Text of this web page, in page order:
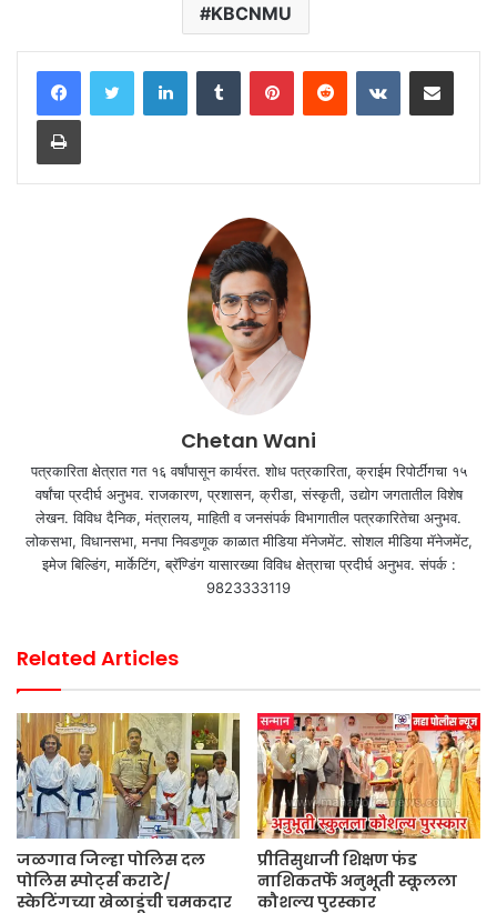
KBCNMU
LinkedInTumblr PinterestReddit VKontakteShare via Email
Print
Chetan Wani
पत्रकारिता क्षेत्रात गत १६ वर्षांपासून कार्यरत. शोध पत्रकारिता, क्राईम रिपोर्टींगचा १५
वर्षांचा प्रदीर्घ अनुभव. राजकारण, प्रशासन, क्रीडा, संस्कृती, उद्योग जगतातील विशेष
लेखन. विविध दैनिक, मंत्रालय, माहिती व जनसंपर्क विभागातील पत्रकारितेचा अनुभव.
लोकसभा, विधानसभा, मनपा निवडणूक काळात मीडिया मॅनेजमेंट. सोशल मीडिया मॅनेजमेंट,
इमेज बिल्डिंग, मार्केटिंग, ब्रॅण्डिंग यासारख्या विविध क्षेत्राचा प्रदीर्घ अनुभव. संपर्क :
9823333119
Related Articles
जळगाव जिल्हा पोलिस दल
पोलिस स्पोर्ट्स कराटे/
स्केटिंगच्या खेळाडूंची चमकदार
प्रीतिसुधाजी शिक्षण फंड
नाशिकतर्फे अनुभूती स्कूलला
कौशल्य पुरस्कार